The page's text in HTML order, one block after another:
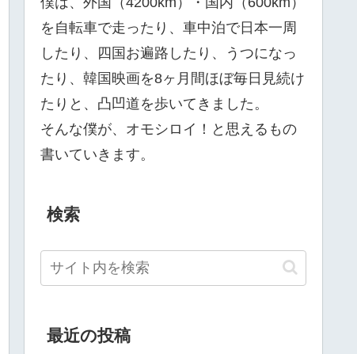
を自転車で走ったり、車中泊で日本一周
したり、四国お遍路したり、うつになっ
たり、韓国映画を8ヶ月間ほぼ毎日見続け
たりと、凸凹道を歩いてきました。
そんな僕が、オモシロイ！と思えるもの
書いていきます。
検索
最近の投稿